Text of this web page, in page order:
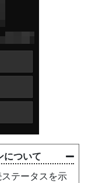
について
テータスを示